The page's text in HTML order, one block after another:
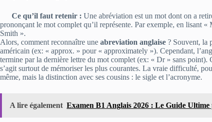
Ce qu’il faut retenir : Une abréviation est un mot dont on a
prononçant le mot complet qu’il représente. Par exemple, en lisant
Smith ».
Alors, comment reconnaître une abreviation anglaise ? Souvent, la
américain (ex: « approx. » pour « approximately »). Cependant,
termine par la dernière lettre du mot complet (ex: « Dr » sans
s’agit surtout de mémoriser les plus courantes. La vraie difficulté,
même, mais la distinction avec ses cousins : le sigle et l’acronyme.
A lire également Examen B1 Anglais 2026 : Le Guide